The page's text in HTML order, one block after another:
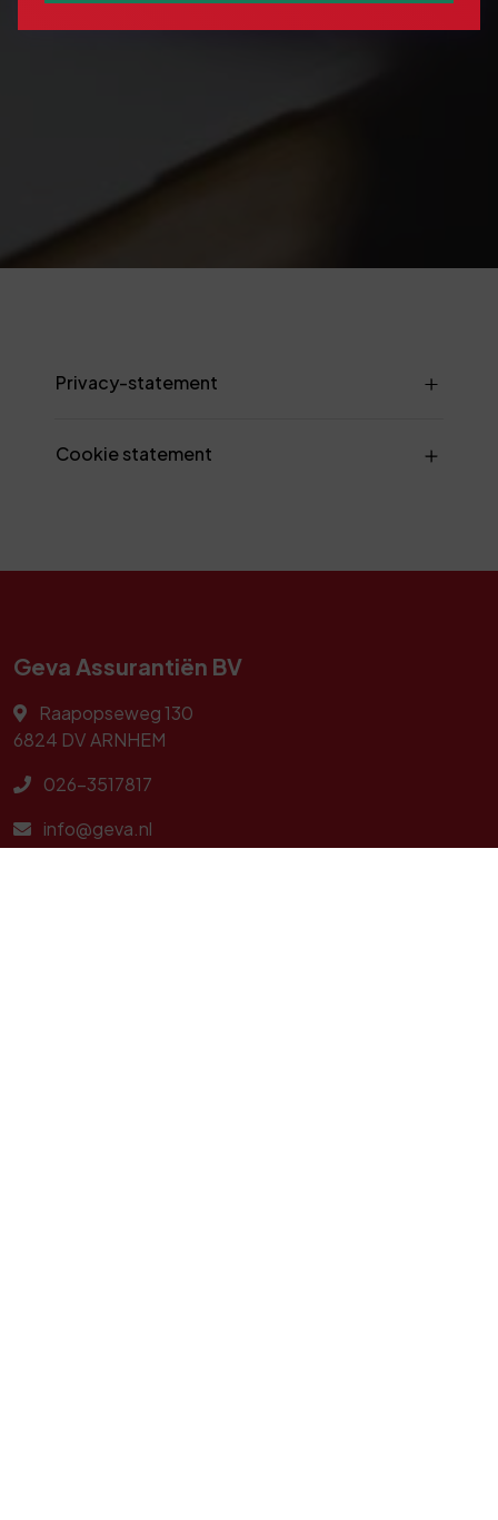
Privacy-statement
Cookie statement
Geva Assurantiën BV
Raapopseweg 130
6824 DV ARNHEM
026-3517817
info@geva.nl